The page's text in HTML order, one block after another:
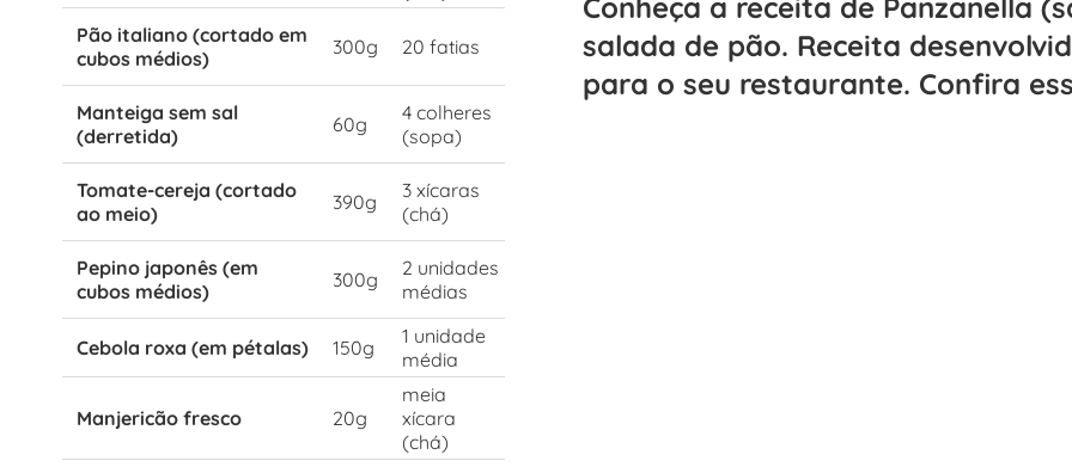
Pão italiano (cortado em
cubos médios)
300g 20 fatias
Manteiga sem sal
(derretida)
60g
4 colheres
(sopa)
Tomate-cereja (cortado
ao meio)
390g
3 xícaras
(chá)
Pepino japonês (em
cubos médios)
300g
2 unidades
médias
Cebola roxa (em pétalas) 150g
1 unidade
média
Manjericão fresco 20g
meia
xícara
(chá)
Conheça a receita de Panzanella
salada de pão. Receita
para o seu restaurante. Confira